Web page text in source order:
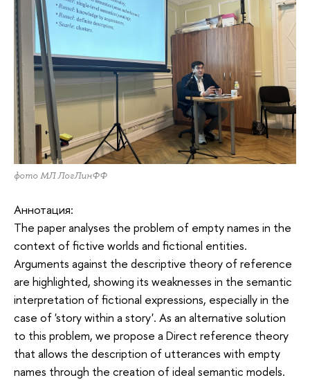
фото МЛ ЛогЛинФФ
Аннотация:
The paper analyses the problem of empty names in the
context of fictive worlds and fictional entities.
Arguments against the descriptive theory of reference
are highlighted, showing its weaknesses in the semantic
interpretation of fictional expressions, especially in the
case of 'story within a story'. As an alternative solution
to this problem, we propose a Direct reference theory
that allows the description of utterances with empty
names through the creation of ideal semantic models.